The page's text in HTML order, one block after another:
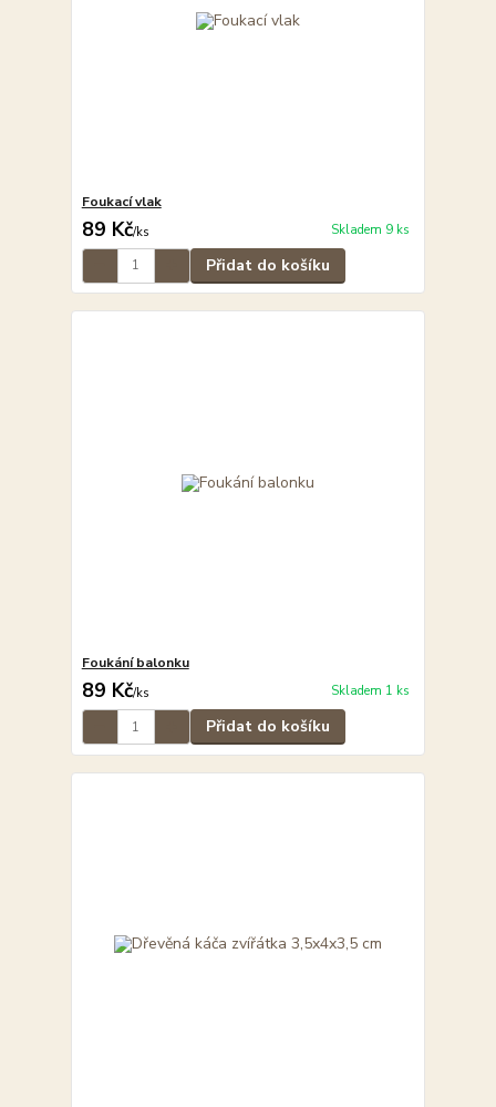
Foukací vlak
89 Kč/ks Skladem 9 ks
Přidat do košíku
Foukání balonku
89 Kč/ks Skladem 1 ks
Přidat do košíku